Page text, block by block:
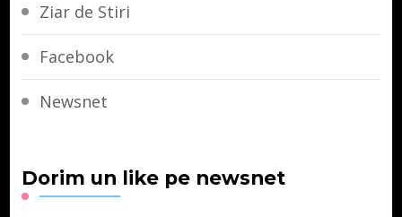
Ziar de Stiri
Facebook
Newsnet
Dorim un like pe newsnet